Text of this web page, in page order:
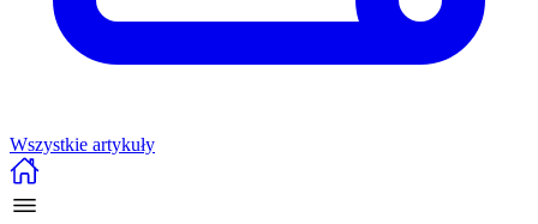
Wszystkie artykuły